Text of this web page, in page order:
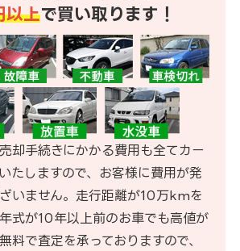
以上で買い取ります！
却手続きにかかる費用も全てカー
たしますので、お客様に費用が発
いません。走行距離が10万kmを
式が10年以上前のお車でも高値が
料で査定を承っておりますので、